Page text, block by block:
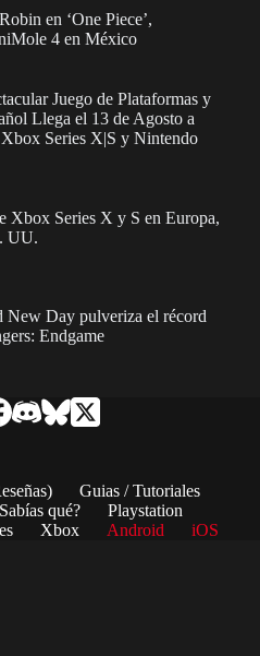
en ‘One Piece’,
4 en México
Juego de Plataformas y
Llega el 13 de Agosto a
Series X|S y Nintendo
Xbox Series X y S en Europa,
UU.
New Day pulveriza el récord
Endgame
Guias / Tutoriales
qué?
Playstation
Xbox Android
iOS